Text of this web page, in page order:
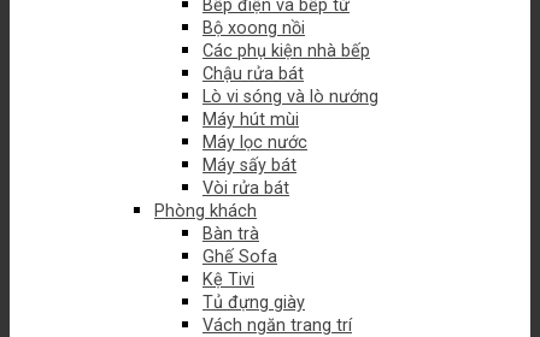
Bếp điện và bếp từ
Bộ xoong nồi
Các phụ kiện nhà bếp
Chậu rửa bát
Lò vi sóng và lò nướng
Máy hút mùi
Máy lọc nước
Máy sấy bát
Vòi rửa bát
Phòng khách
Bàn trà
Ghế Sofa
Kệ Tivi
Tủ đựng giày
Vách ngăn trang trí